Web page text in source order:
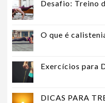
Desafio: Treino
O que é
Exercícios para
DICAS PARA